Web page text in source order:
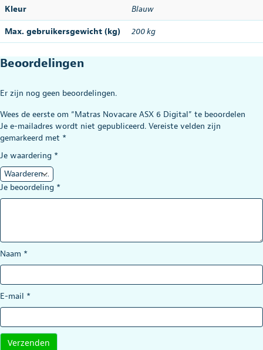
Kleur Blauw
Max. gebruikersgewicht (kg) 200 kg
Beoordelingen
Er zijn nog geen beoordelingen.
Wees de eerste om “Matras Novacare ASX 6 Digital” te beoordelen
Je e-mailadres wordt niet gepubliceerd. Vereiste velden zijn
gemarkeerd met *
Je waardering *
Je beoordeling *
Naam *
E-mail *